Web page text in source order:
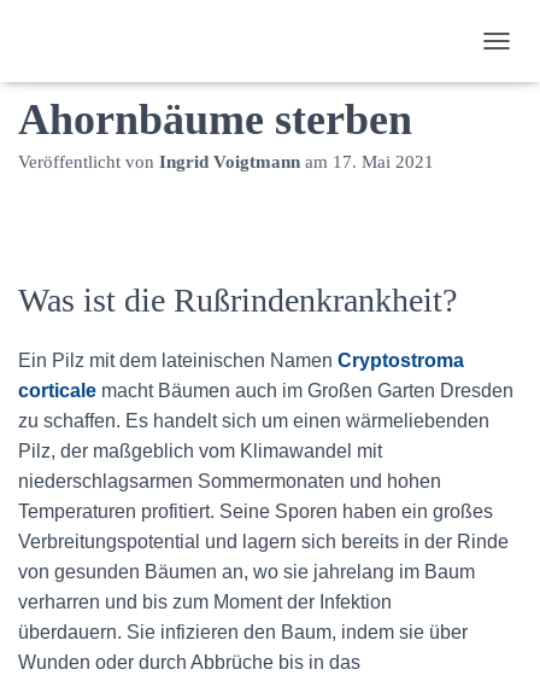
A
Rußrindenkrankheit lässt
Ahornbäume sterben
Veröffentlicht von Ingrid Voigtmann am 17. Mai 2021
Was ist die Rußrindenkrankheit?
Ein Pilz mit dem lateinischen Namen Cryptostroma
corticale macht Bäumen auch im Großen Garten Dresden
zu schaffen. Es handelt sich um einen wärmeliebenden
Pilz, der maßgeblich vom Klimawandel mit
niederschlagsarmen Sommermonaten und hohen
Temperaturen profitiert. Seine Sporen haben ein großes
Verbreitungspotential und lagern sich bereits in der Rinde
von gesunden Bäumen an, wo sie jahrelang im Baum
verharren und bis zum Moment der Infektion
überdauern. Sie infizieren den Baum, indem sie über
Wunden oder durch Abbrüche bis in das